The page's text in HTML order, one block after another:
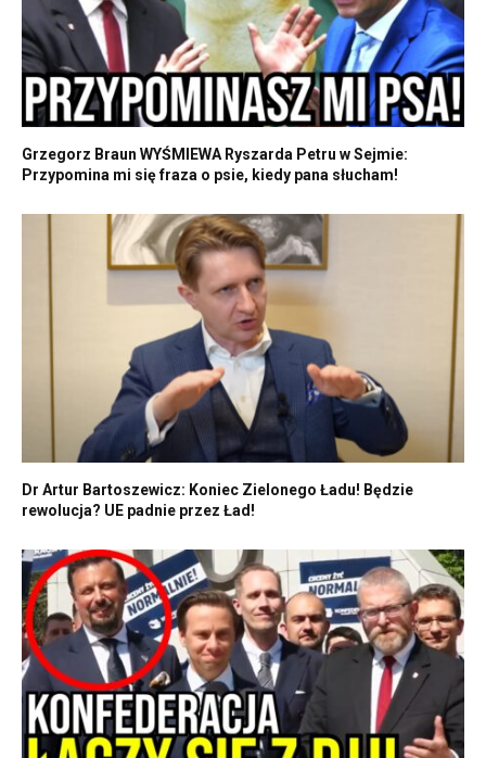
Grzegorz Braun WYŚMIEWA Ryszarda Petru w Sejmie:
Przypomina mi się fraza o psie, kiedy pana słucham!
Dr Artur Bartoszewicz: Koniec Zielonego Ładu! Będzie
rewolucja? UE padnie przez Ład!